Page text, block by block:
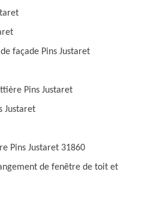
façade Pins Justaret
Pins Justaret
Justaret
Pins Justaret 31860
de fenêtre de toit et